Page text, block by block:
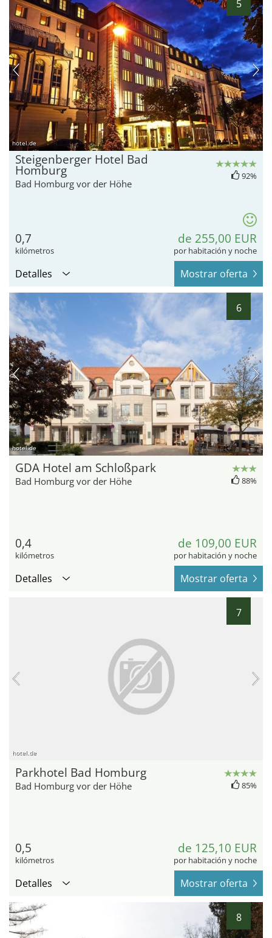
5
hotel.de
Steigenberger Hotel Bad
Homburg
Bad Homburg vor der Höhe
92%
0,7
kilómetros
de 255,00 EUR
por habitación y noche
Detalles Mostrar oferta
6
hotel.de
GDA Hotel am Schloßpark
Bad Homburg vor der Höhe 88%
0,4
kilómetros
de 109,00 EUR
por habitación y noche
Detalles Mostrar oferta
7
hotel.de
Parkhotel Bad Homburg
Bad Homburg vor der Höhe 85%
0,5
kilómetros
de 125,10 EUR
por habitación y noche
Detalles Mostrar oferta
8